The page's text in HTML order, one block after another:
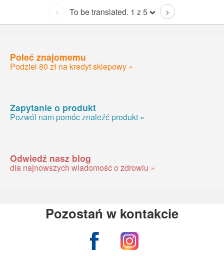
< To be translated. 1 z 5 >
Poleć znajomemu
Podziel 80 zł na kredyt sklepowy »
Zapytanie o produkt
Pozwól nam pomóc znaleźć produkt »
Odwiedź nasz blog
dla najnowszych wiadomość o zdrowiu »
Pozostań w kontakcie